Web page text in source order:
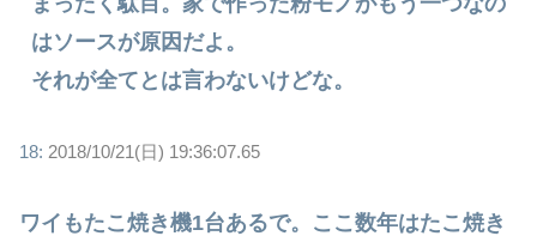
はソースが原因だよ。
それが全てとは言わないけどな。
18: 2018/10/21(日) 19:36:07.65
ワイもたこ焼き機1台あるで。ここ数年はたこ焼き